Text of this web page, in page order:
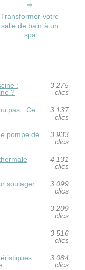
Transformer votre
salle de bain à un
spa
:
?
3 275
clics
pas : Ce
3 137
clics
pompe de
3 933
clics
4 131
clics
soulager
3 099
clics
3 209
clics
3 516
clics
3 084
clics